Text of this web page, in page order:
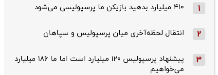
1 ۴۱۰ میلیارد بدهید بازیکن ما پرسپولیسی می‌شود
2 انتقال لحظه‌آخری میان پرسپولیس و سپاهان
3
پیشنهاد پرسپولیس ۱۲۰ میلیارد است اما ما ۱۸۶ میلیارد
می‌خواهیم